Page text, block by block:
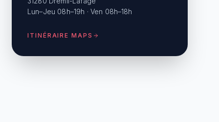
Lun–Jeu 08h–19h · Ven 08h–18h
ITINÉRAIRE MAPS